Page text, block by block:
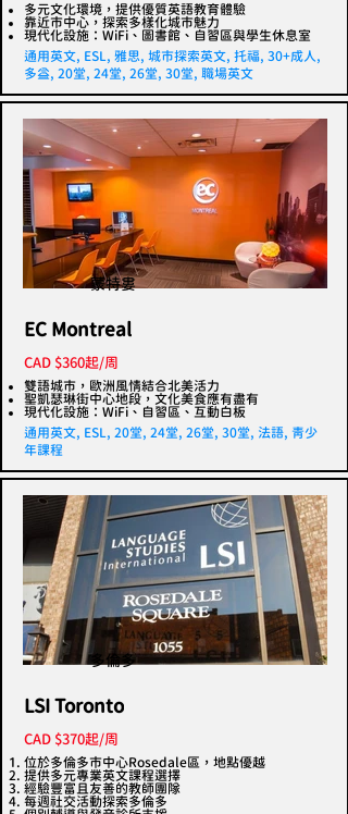
多元文化環境，提供優質英語教育體驗
靠近市中心，探索多樣化城市魅力
現代化設施：WiFi、圖書館、自習區與學生休息室
通用英文, ESL, 雅思, 城市探索英文, 托福, 30+成人,
多益, 20堂, 24堂, 26堂, 30堂, 職場英文
蒙特婁
EC Montreal
CAD $360起/周
雙語城市，歐洲風情結合北美活力
聖凱瑟琳街中心地段，文化美食應有盡有
現代化設施：WiFi、自習區、互動白板
通用英文, ESL, 20堂, 24堂, 26堂, 30堂, 法語, 青少
年課程
多倫多
LSI Toronto
CAD $370起/周
位於多倫多市中心Rosedale區，地點優越
提供多元專業英文課程選擇
經驗豐富且友善的教師團隊
每週社交活動探索多倫多